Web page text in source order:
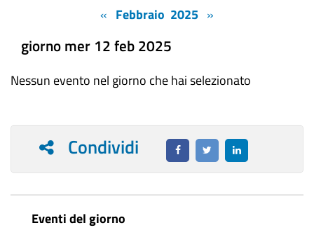
« Febbraio 2025 »
giorno mer 12 feb 2025
Nessun evento nel giorno che hai selezionato
Condividi
Eventi del giorno